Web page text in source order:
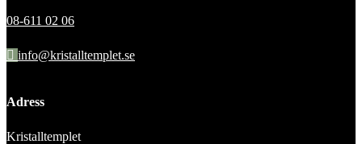
08-611 02 06
info@kristalltemplet.se
Adress
Kristalltemplet